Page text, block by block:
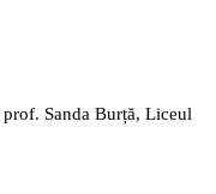
Sanda Burță, Liceul